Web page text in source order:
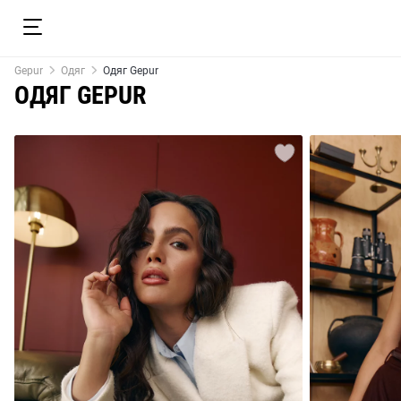
Gepur Одяг Одяг Gepur
ОДЯГ GEPUR